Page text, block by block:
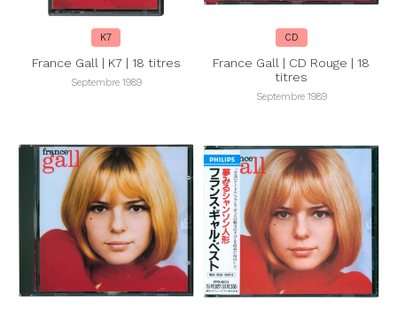
K7
France Gall | K7 | 18 titres
Septembre 1989
CD
France Gall | CD Rouge | 18
titres
Septembre 1989